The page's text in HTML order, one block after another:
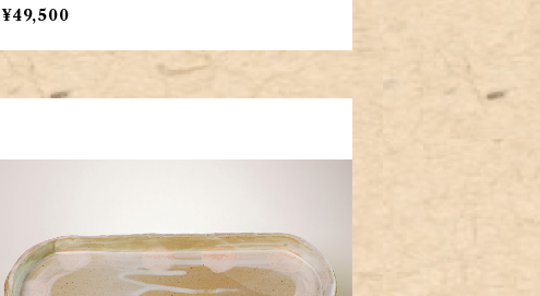
¥49,500